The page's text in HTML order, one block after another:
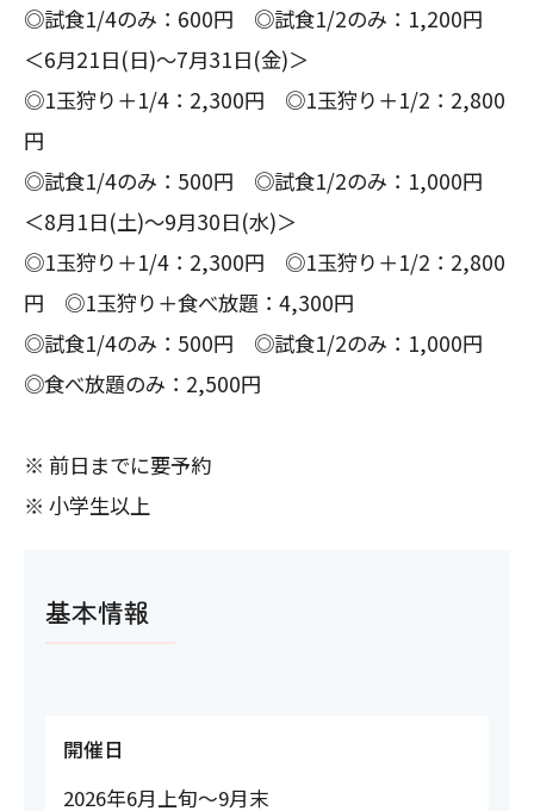
◎試食1/4のみ：600円 ◎試食1/2のみ：1,200円
＜6月21日(日)～7月31日(金)＞
◎1玉狩り＋1/4：2,300円 ◎1玉狩り＋1/2：2,800
円
◎試食1/4のみ：500円 ◎試食1/2のみ：1,000円
＜8月1日(土)～9月30日(水)＞
◎1玉狩り＋1/4：2,300円 ◎1玉狩り＋1/2：2,800
円 ◎1玉狩り＋食べ放題：4,300円
◎試食1/4のみ：500円 ◎試食1/2のみ：1,000円
◎食べ放題のみ：2,500円
※ 前日までに要予約
※ 小学生以上
基本情報
開催日
2026年6月上旬～9月末